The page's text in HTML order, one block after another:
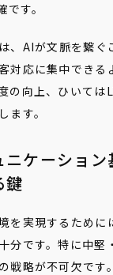
です。
、AIが文脈を繋ぐ
対応に集中できる
の向上、ひいては
ます。
ケーション
鍵
を実現するために
分です。特に中堅
戦略が不可欠です。